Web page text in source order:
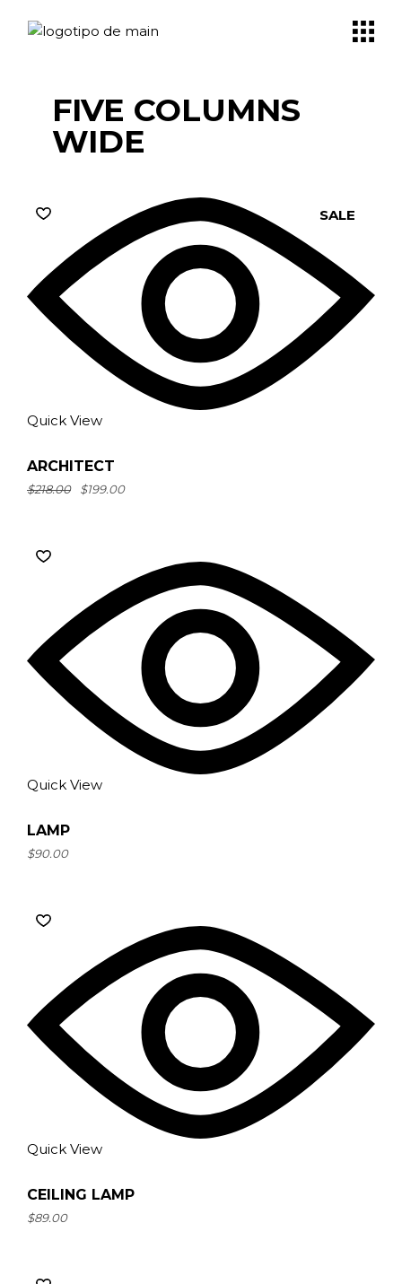
FIVE COLUMNS
WIDE
SALE
Quick View
ARCHITECT
$218.00 $199.00
Quick View
LAMP
$90.00
Quick View
CEILING LAMP
$89.00